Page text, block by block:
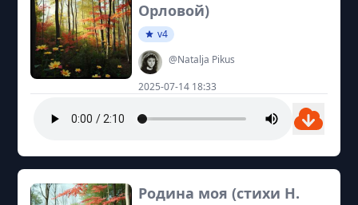
Орловой)
v4
@Natalja Pikus
2025-07-14 18:33
Родина моя (стихи Н.